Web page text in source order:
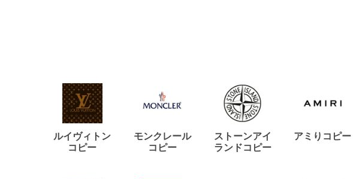
ルイヴィトン
コピー
モンクレール
コピー
ストーンアイ
ランドコピー
アミりコピー